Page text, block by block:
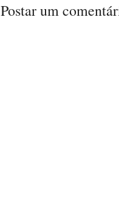
Postar um